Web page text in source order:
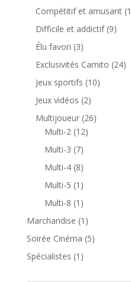
Compétitif et amusant
Difficile et addictif 99
Élu favori 33
produits
Exclusivités Carnito 2424
Jeux sportifs 1010
Jeux vidéos 22
produits
Multijoueur 2626
Multi-2 1212
Multi-3 77
produits
Multi-4 88
produits
Multi-5 1 1
produit
Multi-8 1 1
produit
Marchandise 1 1
produit
Soirée Cinéma 55
Spécialistes 1 1